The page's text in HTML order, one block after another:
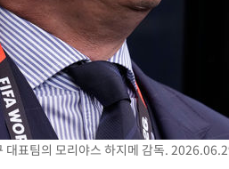
요임무종사 혐의
마감
6296.38 마감
마감
달 충돌 흔적 포착
기 끝 과달라하라 격파
폭염 잠시 꺾인다"
대표팀의 모리야스 하지메 감독.